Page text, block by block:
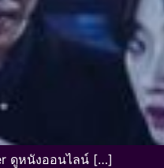
ดูหนังออนไลน์ […]